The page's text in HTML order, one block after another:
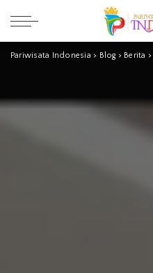
Pariwisata Indonesia > Blog > Berita >